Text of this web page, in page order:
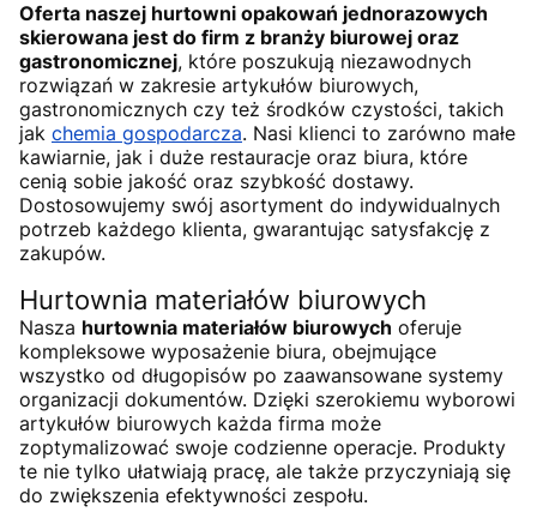
Oferta naszej hurtowni opakowań jednorazowych
skierowana jest do firm z branży biurowej oraz
gastronomicznej, które poszukują niezawodnych
rozwiązań w zakresie artykułów biurowych,
gastronomicznych czy też środków czystości, takich
jak chemia gospodarcza. Nasi klienci to zarówno małe
kawiarnie, jak i duże restauracje oraz biura, które
cenią sobie jakość oraz szybkość dostawy.
Dostosowujemy swój asortyment do indywidualnych
potrzeb każdego klienta, gwarantując satysfakcję z
zakupów.
Hurtownia materiałów biurowych
Nasza hurtownia materiałów biurowych oferuje
kompleksowe wyposażenie biura, obejmujące
wszystko od długopisów po zaawansowane systemy
organizacji dokumentów. Dzięki szerokiemu wyborowi
artykułów biurowych każda firma może
zoptymalizować swoje codzienne operacje. Produkty
te nie tylko ułatwiają pracę, ale także przyczyniają się
do zwiększenia efektywności zespołu.